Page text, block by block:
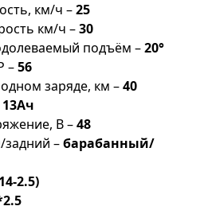
км/ч –25
км/ч –30
подъём –20°
–56
заряде, км –40
В –48
–барабанный/
2.5)